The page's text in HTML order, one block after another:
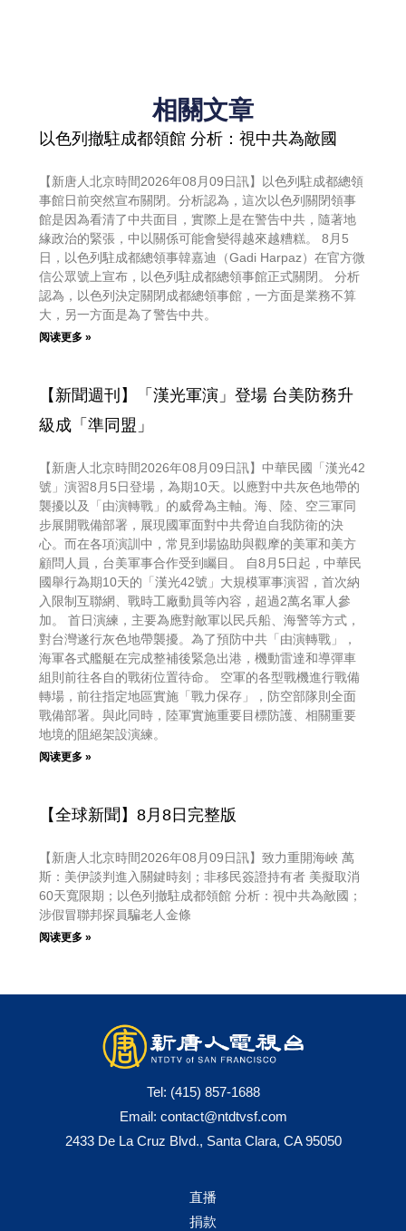
相關文章
以色列撤駐成都領館 分析：視中共為敵國
【新唐人北京時間2026年08月09日訊】以色列駐成都總領
事館日前突然宣布關閉。分析認為，這次以色列關閉領事
館是因為看清了中共面目，實際上是在警告中共，隨著地
緣政治的緊張，中以關係可能會變得越來越糟糕。 8月5
日，以色列駐成都總領事韓嘉迪（Gadi Harpaz）在官方微
信公眾號上宣布，以色列駐成都總領事館正式關閉。 分析
認為，以色列決定關閉成都總領事館，一方面是業務不算
大，另一方面是為了警告中共。
阅读更多 »
【新聞週刊】「漢光軍演」登場 台美防務升
級成「準同盟」
【新唐人北京時間2026年08月09日訊】中華民國「漢光42
號」演習8月5日登場，為期10天。以應對中共灰色地帶的
襲擾以及「由演轉戰」的威脅為主軸。海、陸、空三軍同
步展開戰備部署，展現國軍面對中共脅迫自我防衛的決
心。而在各項演訓中，常見到場協助與觀摩的美軍和美方
顧問人員，台美軍事合作受到矚目。 自8月5日起，中華民
國舉行為期10天的「漢光42號」大規模軍事演習，首次納
入限制互聯網、戰時工廠動員等內容，超過2萬名軍人參
加。 首日演練，主要為應對敵軍以民兵船、海警等方式，
對台灣遂行灰色地帶襲擾。為了預防中共「由演轉戰」，
海軍各式艦艇在完成整補後緊急出港，機動雷達和導彈車
組則前往各自的戰術位置待命。 空軍的各型戰機進行戰備
轉場，前往指定地區實施「戰力保存」，防空部隊則全面
戰備部署。與此同時，陸軍實施重要目標防護、相關重要
地境的阻絕架設演練。
阅读更多 »
【全球新聞】8月8日完整版
【新唐人北京時間2026年08月09日訊】致力重開海峽 萬
斯：美伊談判進入關鍵時刻；非移民簽證持有者 美擬取消
60天寬限期；以色列撤駐成都領館 分析：視中共為敵國；
涉假冒聯邦探員騙老人金條
阅读更多 »
Tel: (415) 857-1688
Email: contact@ntdtvsf.com
2433 De La Cruz Blvd., Santa Clara, CA 95050
直播
捐款